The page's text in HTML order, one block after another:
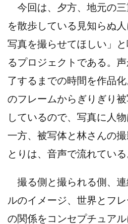
今回は、夕方、地元の
を散歩している見知らぬ
写真を撮らせてほしい」
るプロジェクトである。
了するまでの時間を作品
のフレームからぎりぎり
しているので、写真に人物
一方、被写体と林さんの
とりは、音声で流れている
撮る側と撮られる側、
ルのイメージ、世界とフ
の関係をコンセプチュア